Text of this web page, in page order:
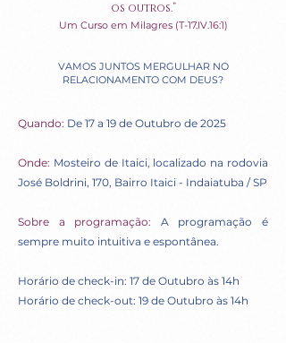
os outros.”
Um Curso em Milagres (T-17.IV.16:1)
VAMOS JUNTOS MERGULHAR NO
RELACIONAMENTO COM DEUS?
Quando: De 17 a 19 de Outubro de 2025
Onde: Mosteiro de Itaici, localizado na rodovia
José Boldrini, 170, Bairro Itaici - Indaiatuba / SP
Sobre a programação:
A programação é
sempre muito intuitiva e espontânea.
Horário de check-in: 17 de Outubro às 14h
Horário de check-out: 19 de Outubro às 14h